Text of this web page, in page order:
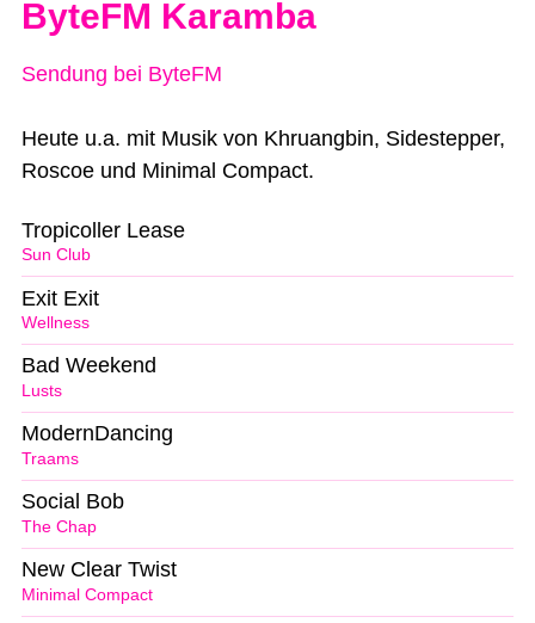
ByteFM Karamba
Sendung bei ByteFM
Heute u.a. mit Musik von Khruangbin, Sidestepper,
Roscoe und Minimal Compact.
Sun Club
Tropicoller Lease
Wellness
Exit Exit
Lusts
Bad Weekend
Traams
ModernDancing
The Chap
Social Bob
Minimal Compact
New Clear Twist